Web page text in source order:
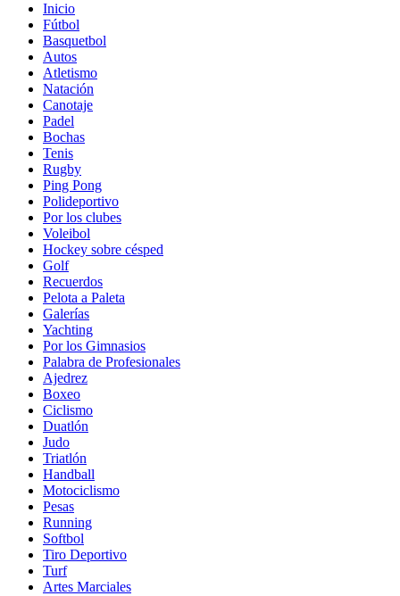
Inicio
Fútbol
Basquetbol
Autos
Atletismo
Natación
Canotaje
Padel
Bochas
Tenis
Rugby
Ping Pong
Polideportivo
Por los clubes
Voleibol
Hockey sobre césped
Golf
Recuerdos
Pelota a Paleta
Galerías
Yachting
Por los Gimnasios
Palabra de Profesionales
Ajedrez
Boxeo
Ciclismo
Duatlón
Judo
Triatlón
Handball
Motociclismo
Pesas
Running
Softbol
Tiro Deportivo
Turf
Artes Marciales